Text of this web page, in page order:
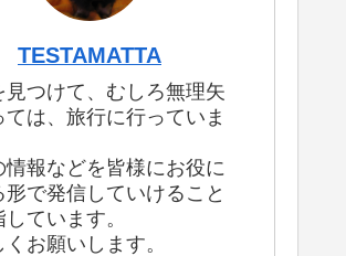
TESTAMATTA
見つけて、むしろ無理矢
ては、旅行に行っていま
情報などを皆様にお役に
形で発信していけること
ています。
くお願いします。